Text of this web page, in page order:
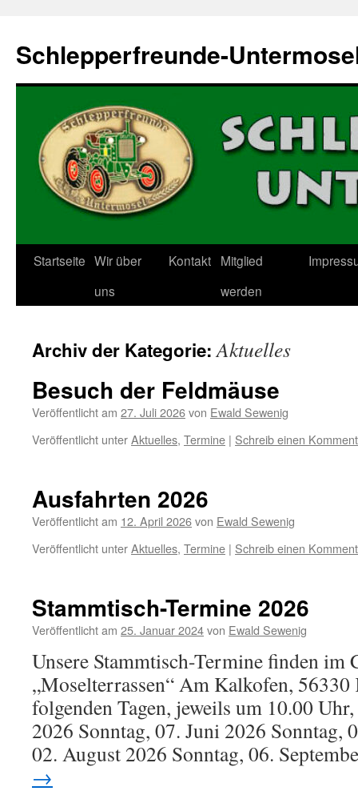
springen
Schlepperfreunde-
Startseite Wir über
uns
Kontakt Mitglied
werden
Archiv der Kategorie:Aktuelles
Besuch der Feldmäuse
Veröffentlicht am 27. Juli 2026von Ewald Sewenig
Veröffentlicht unterAktuelles, Termine | Schreib einen
Ausfahrten 2026
Veröffentlicht am 12. April 2026von Ewald Sewenig
Veröffentlicht unterAktuelles, Termine | Schreib einen
Stammtisch-Termine 2026
Veröffentlicht am 25. Januar 2024von Ewald Sewenig
Unsere Stammtisch-Termine finden im
„Moselterrassen“ Am Kalkofen,
folgenden Tagen, jeweils um 10.00
2026 Sonntag, 07. Juni 2026 Sonntag,
02. August 2026 Sonntag, 06.
→